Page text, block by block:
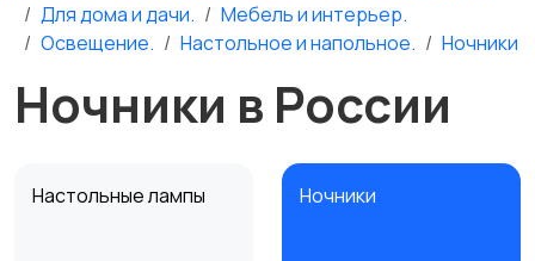
Для дома и дачи.
Мебель и интерьер.
Освещение.
Настольное и напольное. Ночники
Ночники в России
Настольные лампы Ночники